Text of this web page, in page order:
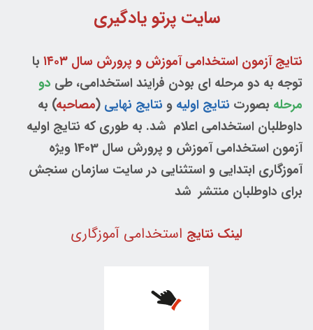
سایت پرتو یادگیری
نتایج آزمون استخدامی آموزش و پرورش سال ۱۴۰۳
با
توجه به دو مرحله ای بودن فرایند استخدامی، طی دو
مرحله بصورت نتایج اولیه و نتایج نهایی (مصاحبه) به
داوطلبان استخدامی اعلام شد. به طوری که نتایج اولیه
آزمون استخدامی آموزش و پرورش سال 1403 ویژه
آموزگاری ابتدایی و استثنایی در سایت سازمان سنجش
برای داوطلبان منتشر شد
لینک نتایج استخدامی آموزگاری